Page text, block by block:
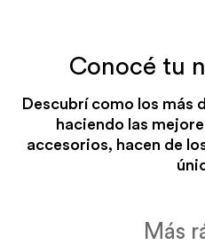
Baño de maría
SIN PRECALENTADO
Conocé tu
Descubrí como los más
haciendo las
accesorios, hacen de
Más